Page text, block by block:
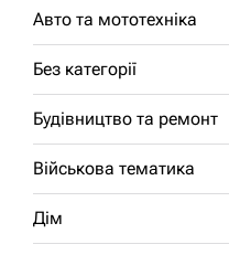
Авто та мототехніка
Без категорії
Будівництво та ремонт
Військова тематика
Дім